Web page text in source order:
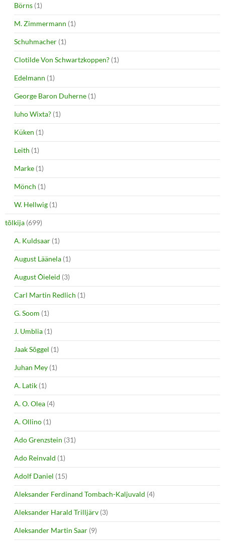
Börns (1)
M. Zimmermann (1)
Schuhmacher (1)
Clotilde Von Schwartzkoppen? (1)
Edelmann (1)
George Baron Duherne (1)
Iuho Wixta? (1)
Küken (1)
Leith (1)
Marke (1)
Mönch (1)
W. Hellwig (1)
tõlkija (699)
A. Kuldsaar (1)
August Läänela (1)
August Õieleid (3)
Carl Martin Redlich (1)
G. Soom (1)
J. Umblia (1)
Jaak Sõggel (1)
Juhan Mey (1)
A. Latik (1)
A. O. Olea (4)
A. Ollino (1)
Ado Grenzstein (31)
Ado Reinvald (1)
Adolf Daniel (15)
Aleksander Ferdinand Tombach-Kaljuvald (4)
Aleksander Harald Trilljärv (3)
Aleksander Martin Saar (9)